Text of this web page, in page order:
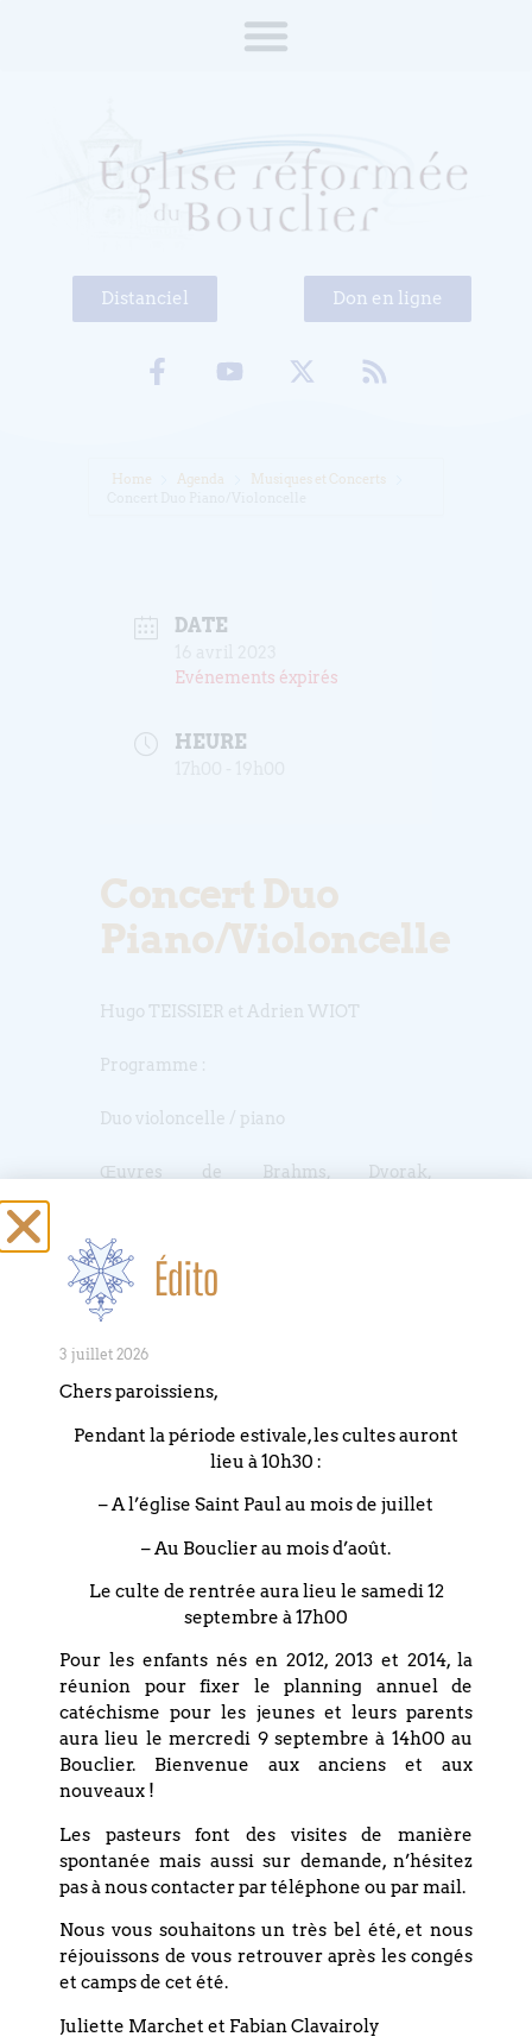
Distanciel Don en ligne
Home Agenda
Musiques et Concerts
DATE
Evénements éxpirés
HEURE
Concert Duo
Piano/Violoncelle
Hugo TEISSIER et Adrien WIOT
Programme :
Duo violoncelle / piano
Œuvres de Brahms, Dvorak,
Entrée libre – Plateau
La Barque de Charon
ÉVÉNEMENT
+ Exporter vers iCal
Édito
3 juillet 2026
Chers paroissiens,
Pendant la période estivale, les cultes auront
lieu à 10h30 :
– A l’église Saint Paul au mois de juillet
– Au Bouclier au mois d’août.
Le culte de rentrée aura lieu le samedi 12
septembre à 17h00
Pour les enfants nés en 2012, 2013 et 2014, la
réunion pour fixer le planning annuel de
catéchisme pour les jeunes et leurs parents
aura lieu le mercredi 9 septembre à 14h00 au
Bouclier. Bienvenue aux anciens et aux
nouveaux !
Les pasteurs font des visites de manière
spontanée mais aussi sur demande, n’hésitez
pas à nous contacter par téléphone ou par mail.
Nous vous souhaitons un très bel été, et nous
réjouissons de vous retrouver après les congés
et camps de cet été.
Juliette Marchet et Fabian Clavairoly